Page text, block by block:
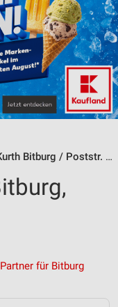
/ Poststr. 1 - Öffnungszeiten & Adresse
für Bitburg